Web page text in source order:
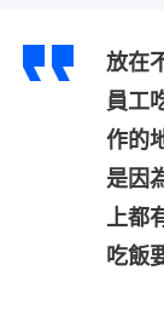
放在
員工
作的
是因
上都
吃飯